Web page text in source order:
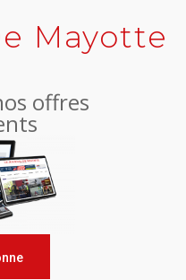
Mayotte
offres